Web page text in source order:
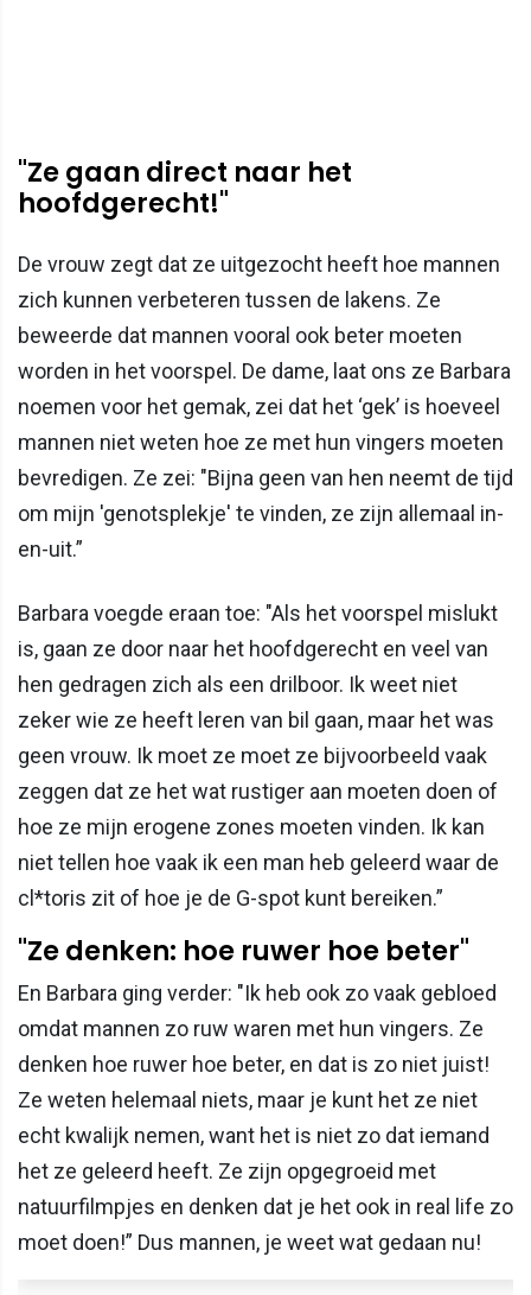
"Ze gaan direct naar het
hoofdgerecht!"
De vrouw zegt dat ze uitgezocht heeft hoe mannen
zich kunnen verbeteren tussen de lakens. Ze
beweerde dat mannen vooral ook beter moeten
worden in het voorspel. De dame, laat ons ze Barbara
noemen voor het gemak, zei dat het ‘gek’ is hoeveel
mannen niet weten hoe ze met hun vingers moeten
bevredigen. Ze zei: "Bijna geen van hen neemt de tijd
om mijn 'genotsplekje' te vinden, ze zijn allemaal in-
en-uit.”
Barbara voegde eraan toe: "Als het voorspel mislukt
is, gaan ze door naar het hoofdgerecht en veel van
hen gedragen zich als een drilboor. Ik weet niet
zeker wie ze heeft leren van bil gaan, maar het was
geen vrouw. Ik moet ze moet ze bijvoorbeeld vaak
zeggen dat ze het wat rustiger aan moeten doen of
hoe ze mijn erogene zones moeten vinden. Ik kan
niet tellen hoe vaak ik een man heb geleerd waar de
cl*toris zit of hoe je de G-spot kunt bereiken.”
"Ze denken: hoe ruwer hoe beter"
En Barbara ging verder: "Ik heb ook zo vaak gebloed
omdat mannen zo ruw waren met hun vingers. Ze
denken hoe ruwer hoe beter, en dat is zo niet juist!
Ze weten helemaal niets, maar je kunt het ze niet
echt kwalijk nemen, want het is niet zo dat iemand
het ze geleerd heeft. Ze zijn opgegroeid met
natuurfilmpjes en denken dat je het ook in real life zo
moet doen!” Dus mannen, je weet wat gedaan nu!